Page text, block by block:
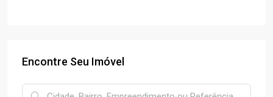
Encontre Seu Imóvel